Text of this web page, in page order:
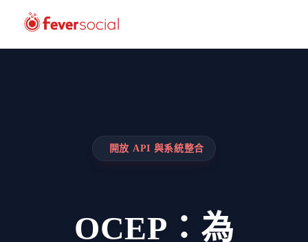
開放 API 與系統整合
OCEP：為